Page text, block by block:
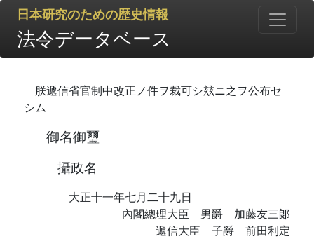
日本研究のための歴史情報
法令データベース
朕遞信省官制中改正ノ件ヲ裁可シ玆ニ之ヲ公布セ
シム
御名御璽
攝政名
大正十一年七月二十九日
內閣總理大臣 男爵 加藤友三郞
遞信大臣 子爵 前田利定